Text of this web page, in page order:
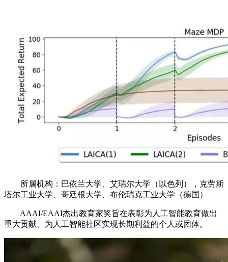
所属机构：巴依兰大学、艾瑞尔大学（以色列），克劳斯
塔尔工业大学、哥廷根大学、布伦瑞克工业大学（德国）
AAAI/EAAI杰出教育家奖旨在表彰为人工智能教育做出
重大贡献、为人工智能社区实现长期利益的个人或团体。